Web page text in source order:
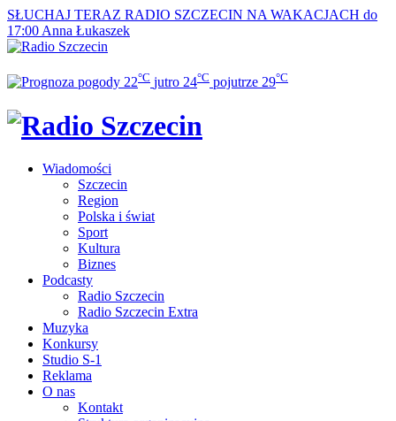
SŁUCHAJ TERAZ RADIO SZCZECIN NA WAKACJACH do
17:00 Anna Łukaszek
22°C jutro 24°C pojutrze 29°C
Wiadomości
Szczecin
Region
Polska i świat
Sport
Kultura
Biznes
Podcasty
Radio Szczecin
Radio Szczecin Extra
Muzyka
Konkursy
Studio S-1
Reklama
O nas
Kontakt